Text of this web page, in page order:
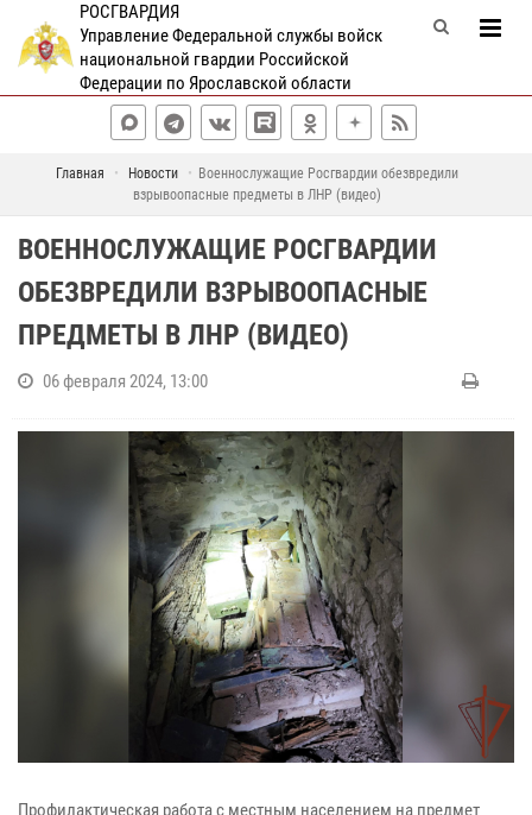
РОСГВАРДИЯ
Управление Федеральной службы войск
национальной гвардии Российской
Федерации по Ярославской области
Главная Новости
Военнослужащие Росгвардии обезвредили
взрывоопасные предметы в ЛНР (видео)
ВОЕННОСЛУЖАЩИЕ РОСГВАРДИИ
ОБЕЗВРЕДИЛИ ВЗРЫВООПАСНЫЕ
ПРЕДМЕТЫ В ЛНР (ВИДЕО)
06 февраля 2024, 13:00
Профилактическая работа с местным населением на предмет